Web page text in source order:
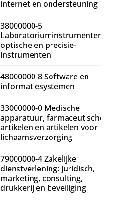
internet en ondersteuning
38000000-5
Laboratoriuminstrumenten,
optische en precisie-
instrumenten
48000000-8 Software en
informatiesystemen
33000000-0 Medische
apparatuur, farmaceutische
artikelen en artikelen voor
lichaamsverzorging
79000000-4 Zakelijke
dienstverlening: juridisch,
marketing, consulting,
drukkerij en beveiliging